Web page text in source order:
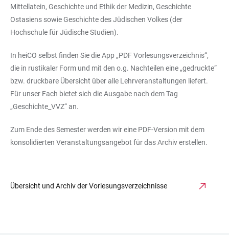
Mittellatein, Geschichte und Ethik der Medizin, Geschichte
Ostasiens sowie Geschichte des Jüdischen Volkes (der
Hochschule für Jüdische Studien).
In heiCO selbst finden Sie die App „PDF Vorlesungsverzeichnis“,
die in rustikaler Form und mit den o.g. Nachteilen eine „gedruckte“
bzw. druckbare Übersicht über alle Lehrveranstaltungen liefert.
Für unser Fach bietet sich die Ausgabe nach dem Tag
„Geschichte_VVZ“ an.
Zum Ende des Semester werden wir eine PDF-Version mit dem
konsolidierten Veranstaltungsangebot für das Archiv erstellen.
Übersicht und Archiv der Vorlesungsverzeichnisse